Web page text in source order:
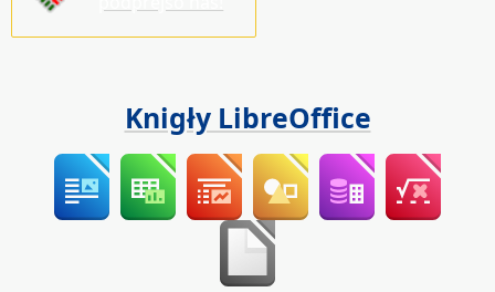
Knigły LibreOffice